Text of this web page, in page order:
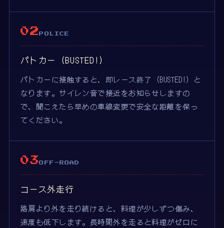
02POLICE
パトカー (BUSTED!)
パトカーに接触すると、即レース終了 (BUSTED!) と
なります。サイレン音で接近をお知らせしますの
で、聞こえたら早めの車線変更で安全な距離を保っ
てください。
03 OFF-ROAD
コース外走行
路肩より外を走り続けると、料理が少しずつ傷み、
速度も低下します。長時間外を走ると料理がゼロに